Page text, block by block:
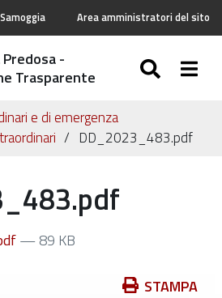
Area amministratori del sito
-
Trasparente
e di emergenza
DD_2023_483.pdf
— 89 KB
STAMPA